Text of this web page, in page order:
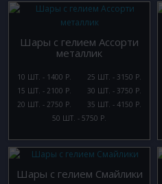
Шары с гелием Ассорти
металлик
10 ШТ. - 1400 Р.
15 ШТ. - 2100 Р.
20 ШТ. - 2750 Р.
25 ШТ. - 3150 Р.
30 ШТ. - 3750 Р.
35 ШТ. - 4150 Р.
50 ШТ. - 5750 Р.
Шары с гелием Смайлики